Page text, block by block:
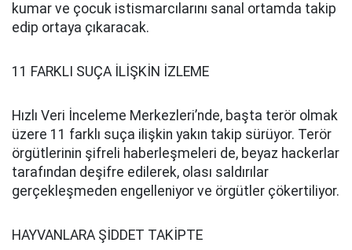
kumar ve çocuk istismarcılarını sanal ortamda takip
edip ortaya çıkaracak.
11 FARKLI SUÇA İLİŞKİN İZLEME
Hızlı Veri İnceleme Merkezleri’nde, başta terör olmak
üzere 11 farklı suça ilişkin yakın takip sürüyor. Terör
örgütlerinin şifreli haberleşmeleri de, beyaz hackerlar
tarafından deşifre edilerek, olası saldırılar
gerçekleşmeden engelleniyor ve örgütler çökertiliyor.
HAYVANLARA ŞİDDET TAKİPTE